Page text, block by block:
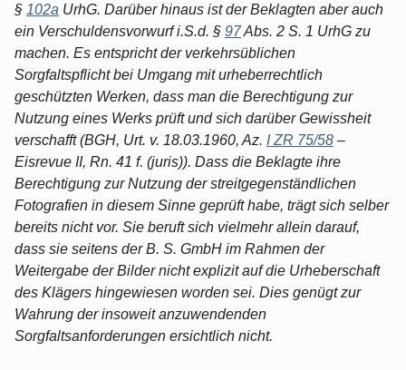
§ 102a UrhG. Darüber hinaus ist der Beklagten aber auch
ein Verschuldensvorwurf i.S.d. § 97Abs. 2 S. 1 UrhG zu
machen. Es entspricht der verkehrsüblichen
Sorgfaltspflicht bei Umgang mit urheberrechtlich
geschützten Werken, dass man die Berechtigung zur
Nutzung eines Werks prüft und sich darüber Gewissheit
verschafft (BGH, Urt. v. 18.03.1960, Az. I ZR 75/58 –
Eisrevue II, Rn. 41 f. (juris)). Dass die Beklagte ihre
Berechtigung zur Nutzung der streitgegenständlichen
Fotografien in diesem Sinne geprüft habe, trägt sich selber
bereits nicht vor. Sie beruft sich vielmehr allein darauf,
dass sie seitens der B. S. GmbH im Rahmen der
Weitergabe der Bilder nicht explizit auf die Urheberschaft
des Klägers hingewiesen worden sei. Dies genügt zur
Wahrung der insoweit anzuwendenden
Sorgfaltsanforderungen ersichtlich nicht.